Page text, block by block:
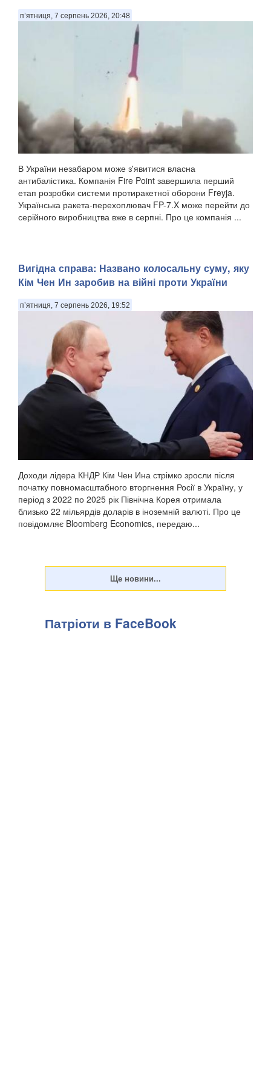
п’ятниця, 7 серпень 2026, 20:48
В України незабаром може з'явитися власна
антибалістика. Компанія Fire Point завершила перший
етап розробки системи протиракетної оборони Freyja.
Українська ракета-перехоплювач FP-7.X може перейти до
серійного виробництва вже в серпні. Про це компанія ...
Вигідна справа: Названо колосальну суму, яку
Кім Чен Ин заробив на війні проти України
п’ятниця, 7 серпень 2026, 19:52
Доходи лідера КНДР Кім Чен Ина стрімко зросли після
початку повномасштабного вторгнення Росії в Україну, у
період з 2022 по 2025 рік Північна Корея отримала
близько 22 мільярдів доларів в іноземній валюті. Про це
повідомляє Bloomberg Economics, передаю...
Патріоти в FaceBook